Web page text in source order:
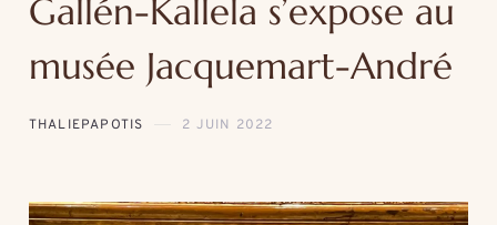
Gallén-Kallela s’expose au
musée Jacquemart-André
THALIEPAPOTIS 2 JUIN 2022